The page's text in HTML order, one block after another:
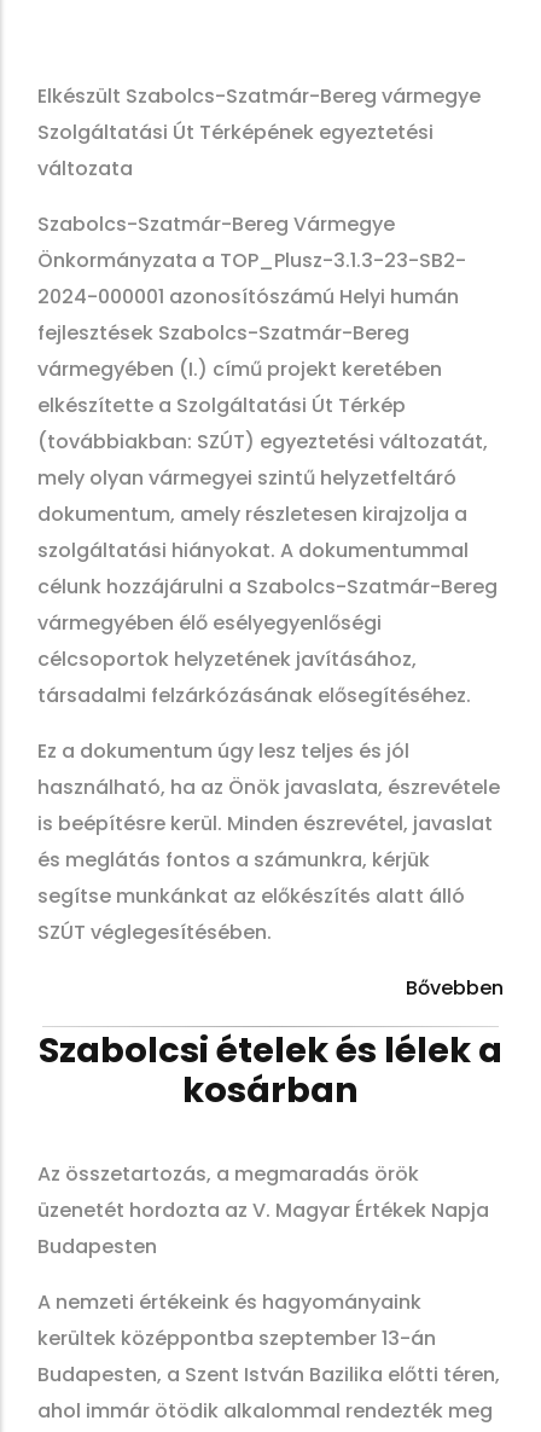
Elkészült Szabolcs-Szatmár-Bereg vármegye
Szolgáltatási Út Térképének egyeztetési
változata
Szabolcs-Szatmár-Bereg Vármegye
Önkormányzata a TOP_Plusz-3.1.3-23-SB2-
2024-000001 azonosítószámú Helyi humán
fejlesztések Szabolcs-Szatmár-Bereg
vármegyében (I.) című projekt keretében
elkészítette a Szolgáltatási Út Térkép
(továbbiakban: SZÚT) egyeztetési változatát,
mely olyan vármegyei szintű helyzetfeltáró
dokumentum, amely részletesen kirajzolja a
szolgáltatási hiányokat. A dokumentummal
célunk hozzájárulni a Szabolcs-Szatmár-Bereg
vármegyében élő esélyegyenlőségi
célcsoportok helyzetének javításához,
társadalmi felzárkózásának elősegítéséhez.
Ez a dokumentum úgy lesz teljes és jól
használható, ha az Önök javaslata, észrevétele
is beépítésre kerül. Minden észrevétel, javaslat
és meglátás fontos a számunkra, kérjük
segítse munkánkat az előkészítés alatt álló
SZÚT véglegesítésében.
Bővebben
Szabolcsi ételek és lélek a
kosárban
Az összetartozás, a megmaradás örök
üzenetét hordozta az V. Magyar Értékek Napja
Budapesten
A nemzeti értékeink és hagyományaink
kerültek középpontba szeptember 13-án
Budapesten, a Szent István Bazilika előtti téren,
ahol immár ötödik alkalommal rendezték meg